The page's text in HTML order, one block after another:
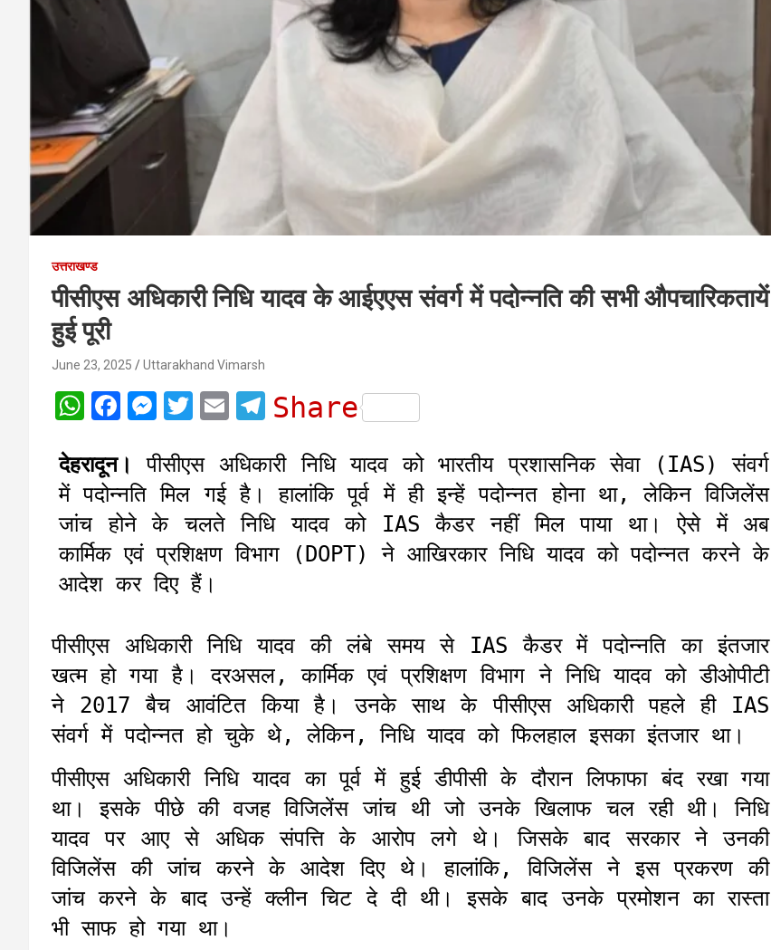
उत्तराखण्ड
पीसीएस अधिकारी निधि यादव के आईएएस संवर्ग में पदोन्नति की सभी औपचारिकतायें
हुई पूरी
June 23, 2025 Uttarakhand Vimarsh
W
a
t
s
A
p
F
c
e
b
o
o
M
s
s
e
n
g
r
T
i
t
t
e
r
E
a
i
l
T
l
e
g
r
Share
देहरादून।
पीसीएस अधिकारी निधि यादव को भारतीय प्रशासनिक सेवा (IAS) संवर्ग
में पदोन्नति मिल गई है। हालांकि पूर्व में ही इन्हें पदोन्नत होना था, लेकिन विजिलेंस
जांच होने के चलते निधि यादव को IAS कैडर नहीं मिल पाया था। ऐसे में अब
कार्मिक एवं प्रशिक्षण विभाग (DOPT) ने आखिरकार निधि यादव को पदोन्नत करने के
आदेश कर दिए हैं।
पीसीएस अधिकारी निधि यादव की लंबे समय से IAS कैडर में पदोन्नति का इंतजार
खत्म हो गया है। दरअसल, कार्मिक एवं प्रशिक्षण विभाग ने निधि यादव को डीओपीटी
ने 2017 बैच आवंटित किया है। उनके साथ के पीसीएस अधिकारी पहले ही IAS
संवर्ग में पदोन्नत हो चुके थे, लेकिन, निधि यादव को फिलहाल इसका इंतजार था।
पीसीएस अधिकारी निधि यादव का पूर्व में हुई डीपीसी के दौरान लिफाफा बंद रखा गया
था। इसके पीछे की वजह विजिलेंस जांच थी जो उनके खिलाफ चल रही थी। निधि
यादव पर आए से अधिक संपत्ति के आरोप लगे थे। जिसके बाद सरकार ने उनकी
विजिलेंस की जांच करने के आदेश दिए थे। हालांकि, विजिलेंस ने इस प्रकरण की
जांच करने के बाद उन्हें क्लीन चिट दे दी थी। इसके बाद उनके प्रमोशन का रास्ता
भी साफ हो गया था।